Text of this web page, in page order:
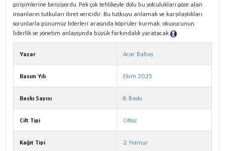
girişimlerine benziyordu. Pek çok tehlikeyle dolu bu yolculukları göze alan
insanların tutkuları ibret vericidir. Bu tutkuyu anlamak ve karşılaştıkları
sorunlarla günümüz liderleri arasında köprüler kurmak, okuyucunun
liderlik ve yönetim anlayışında büyük farkındalık yaratacak.
Yazar Acar Baltaş
Basım Yılı Ekim 2025
Baskı Sayısı 8. Baskı
Cilt Tipi Ciltsiz
Kağıt Tipi 2. Hamur